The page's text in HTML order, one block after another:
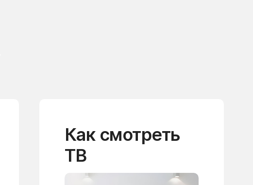
Как смотреть
ТВ